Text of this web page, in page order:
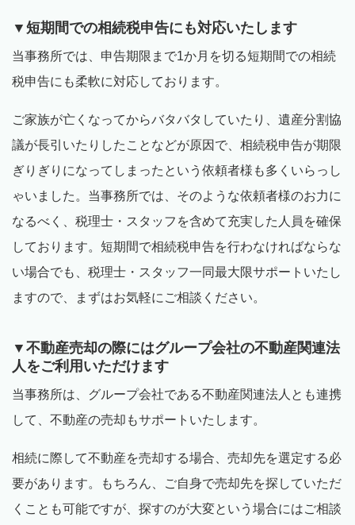
▼短期間での相続税申告にも対応いたします
当事務所では、申告期限まで1か月を切る短期間での相続
税申告にも柔軟に対応しております。
ご家族が亡くなってからバタバタしていたり、遺産分割協
議が長引いたりしたことなどが原因で、相続税申告が期限
ぎりぎりになってしまったという依頼者様も多くいらっし
ゃいました。当事務所では、そのような依頼者様のお力に
なるべく、税理士・スタッフを含めて充実した人員を確保
しております。短期間で相続税申告を行わなければならな
い場合でも、税理士・スタッフ一同最大限サポートいたし
ますので、まずはお気軽にご相談ください。
▼不動産売却の際にはグループ会社の不動産関連法
人をご利用いただけます
当事務所は、グループ会社である不動産関連法人とも連携
して、不動産の売却もサポートいたします。
相続に際して不動産を売却する場合、売却先を選定する必
要があります。もちろん、ご自身で売却先を探していただ
くことも可能ですが、探すのが大変という場合にはご相談